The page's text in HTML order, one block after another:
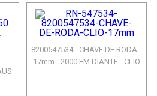
8200547534 - CHAVE DE RODA -
17mm - 2000 EM DIANTE - CLIO